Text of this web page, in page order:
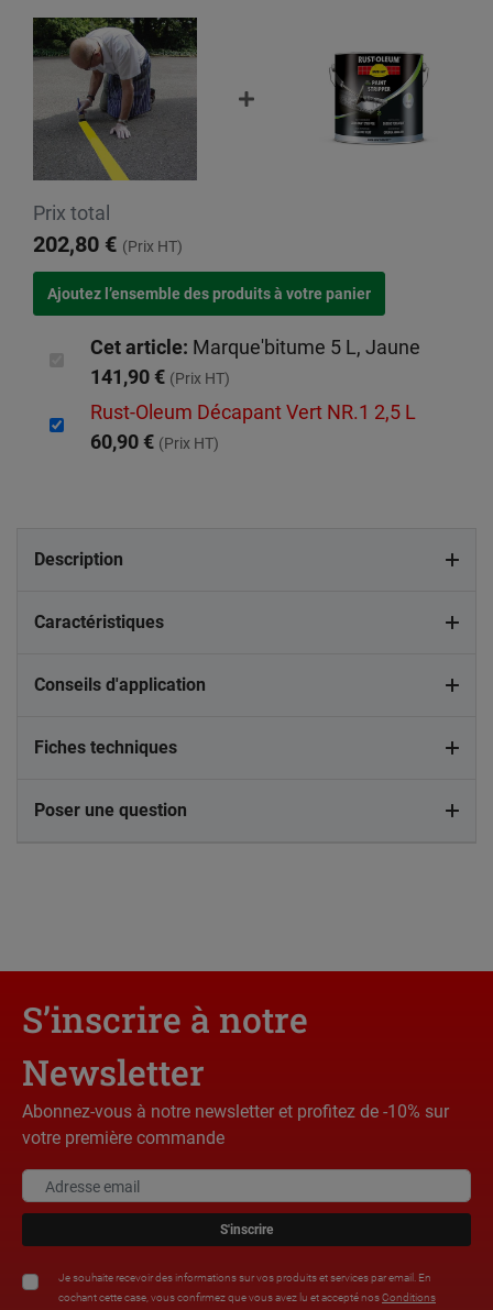
Prix total
202,80 € (Prix HT)
Cet article: Marque'bitume 5 L, Jaune
141,90 € (Prix HT)
Rust-Oleum Décapant Vert NR.1 2,5 L
60,90 € (Prix HT)
Description
Caractéristiques
Conseils d'application
Fiches techniques
Poser une question
S’inscrire à notre
Newsletter
Abonnez-vous à notre newsletter et profitez de -10% sur
votre première commande
S'inscrire
Je souhaite recevoir des informations sur vos produits et services par email. En
cochant cette case, vous confirmez que vous avez lu et accepté nosConditions